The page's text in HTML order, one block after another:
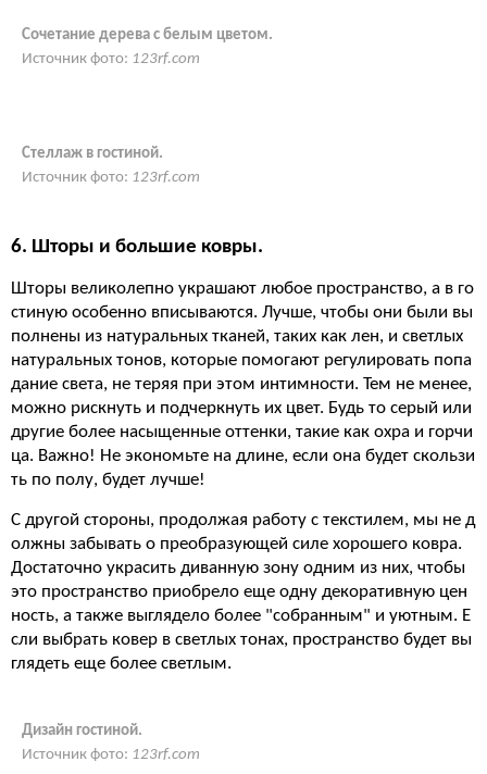
Сочетание дерева с белым цветом.
Источник фото: 123rf.com
Стеллаж в гостиной.
Источник фото: 123rf.com
6. Шторы и большие ковры.
Шторы великолепно украшают любое пространство, а в го
стиную особенно вписываются. Лучше, чтобы они были вы
полнены из натуральных тканей, таких как лен, и светлых
натуральных тонов, которые помогают регулировать попа
дание света, не теряя при этом интимности. Тем не менее,
можно рискнуть и подчеркнуть их цвет. Будь то серый или
другие более насыщенные оттенки, такие как охра и горчи
ца. Важно! Не экономьте на длине, если она будет скользи
ть по полу, будет лучше!
С другой стороны, продолжая работу с текстилем, мы не д
олжны забывать о преобразующей силе хорошего ковра.
Достаточно украсить диванную зону одним из них, чтобы
это пространство приобрело еще одну декоративную цен
ность, а также выглядело более "собранным" и уютным. Е
сли выбрать ковер в светлых тонах, пространство будет вы
глядеть еще более светлым.
Дизайн гостиной.
Источник фото: 123rf.com